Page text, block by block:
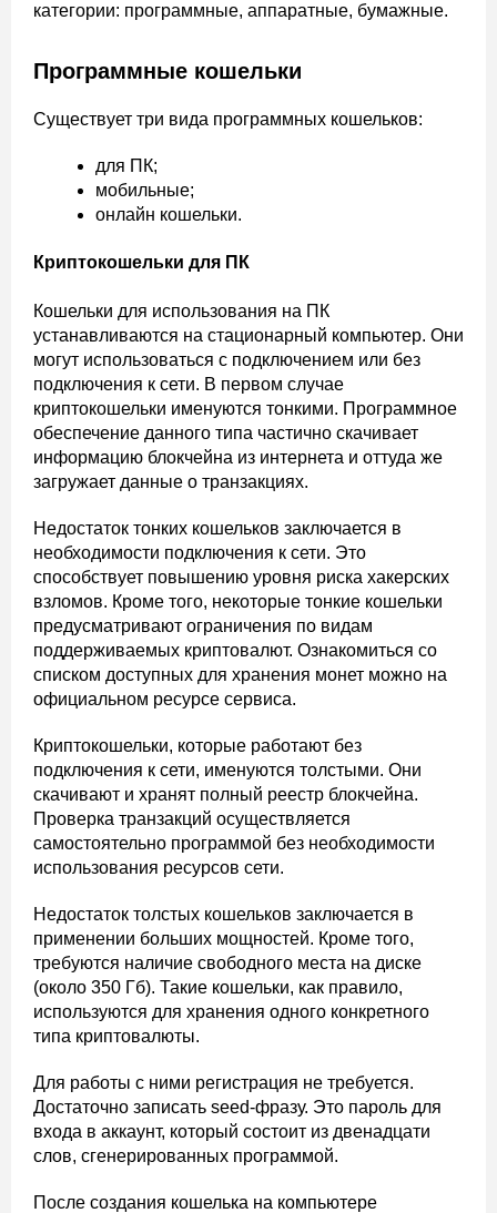
категории: программные, аппаратные, бумажные.
Программные кошельки
Существует три вида программных кошельков:
для ПК;
мобильные;
онлайн кошельки.
Криптокошельки для ПК
Кошельки для использования на ПК
устанавливаются на стационарный компьютер. Они
могут использоваться с подключением или без
подключения к сети. В первом случае
криптокошельки именуются тонкими. Программное
обеспечение данного типа частично скачивает
информацию блокчейна из интернета и оттуда же
загружает данные о транзакциях.
Недостаток тонких кошельков заключается в
необходимости подключения к сети. Это
способствует повышению уровня риска хакерских
взломов. Кроме того, некоторые тонкие кошельки
предусматривают ограничения по видам
поддерживаемых криптовалют. Ознакомиться со
списком доступных для хранения монет можно на
официальном ресурсе сервиса.
Криптокошельки, которые работают без
подключения к сети, именуются толстыми. Они
скачивают и хранят полный реестр блокчейна.
Проверка транзакций осуществляется
самостоятельно программой без необходимости
использования ресурсов сети.
Недостаток толстых кошельков заключается в
применении больших мощностей. Кроме того,
требуются наличие свободного места на диске
(около 350 Гб). Такие кошельки, как правило,
используются для хранения одного конкретного
типа криптовалюты.
Для работы с ними регистрация не требуется.
Достаточно записать seed-фразу. Это пароль для
входа в аккаунт, который состоит из двенадцати
слов, сгенерированных программой.
После создания кошелька на компьютере